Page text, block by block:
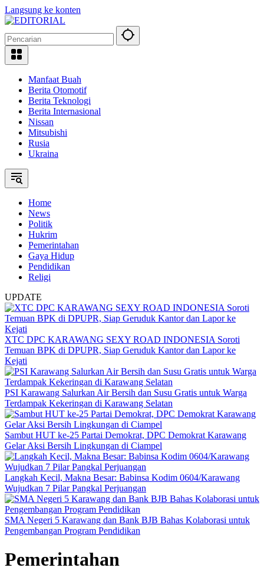
Langsung ke konten
Manfaat Buah
Berita Otomotif
Berita Teknologi
Berita Internasional
Nissan
Mitsubishi
Rusia
Ukraina
Home
News
Politik
Hukrim
Pemerintahan
Gaya Hidup
Pendidikan
Religi
UPDATE
XTC DPC KARAWANG SEXY ROAD INDONESIA Soroti
Temuan BPK di DPUPR, Siap Geruduk Kantor dan Lapor ke
Kejati
PSI Karawang Salurkan Air Bersih dan Susu Gratis untuk Warga
Terdampak Kekeringan di Karawang Selatan
Sambut HUT ke-25 Partai Demokrat, DPC Demokrat Karawang
Gelar Aksi Bersih Lingkungan di Ciampel
Langkah Kecil, Makna Besar: Babinsa Kodim 0604/Karawang
Wujudkan 7 Pilar Pangkal Perjuangan
SMA Negeri 5 Karawang dan Bank BJB Bahas Kolaborasi untuk
Pengembangan Program Pendidikan
Pemerintahan